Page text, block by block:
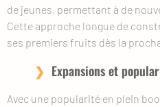
de jeunes, permettant à de
Cette approche longue de
ses premiers fruits dès la
Expansions et
Avec une popularité en plein